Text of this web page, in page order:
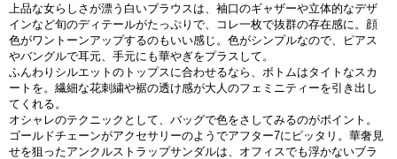
上品な女らしさが漂う白いブラウスは、袖口のギャザーや立体的なデザ
インなど旬のディテールがたっぷりで、コレ一枚で抜群の存在感に。顔
色がワントーンアップするのもいい感じ。色がシンプルなので、ピアス
やバングルで耳元、手元にも華やぎをプラスして。
ふんわりシルエットのトップスに合わせるなら、ボトムはタイトなスカ
ートを。繊細な花刺繍や裾の透け感が大人のフェミニティーを引き出し
てくれる。
オシャレのテクニックとして、バッグで色をさしてみるのがポイント。
ゴールドチェーンがアクセサリーのようでアフター7にピッタリ。華奢見
せを狙ったアンクルストラップサンダルは、オフィスでも浮かないブラ